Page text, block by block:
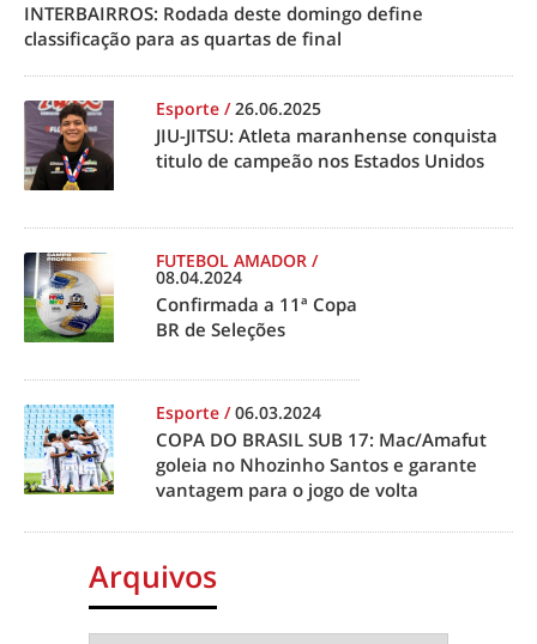
INTERBAIRROS: Rodada deste domingo define
classificação para as quartas de final
Esporte /26.06.2025
JIU-JITSU: Atleta maranhense conquista
titulo de campeão nos Estados Unidos
FUTEBOL AMADOR /
08.04.2024
Confirmada a 11ª Copa
BR de Seleções
Esporte /06.03.2024
COPA DO BRASIL SUB 17: Mac/Amafut
goleia no Nhozinho Santos e garante
vantagem para o jogo de volta
Arquivos